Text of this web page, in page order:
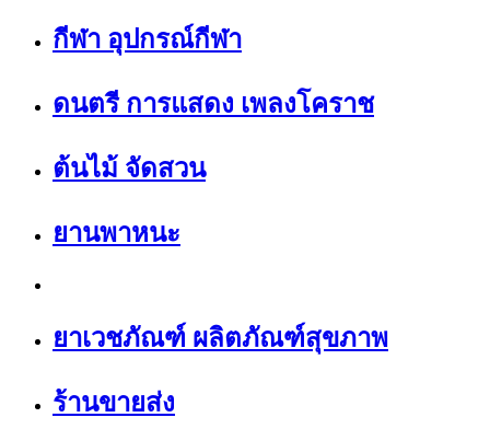
กีฬา อุปกรณ์กีฬา
ดนตรี การแสดง เพลงโคราช
ต้นไม้ จัดสวน
ยานพาหนะ
ยาเวชภัณฑ์ ผลิตภัณฑ์สุขภาพ
ร้านขายส่ง